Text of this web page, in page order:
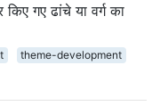
गए ढांचे या वर्ग का
theme-development